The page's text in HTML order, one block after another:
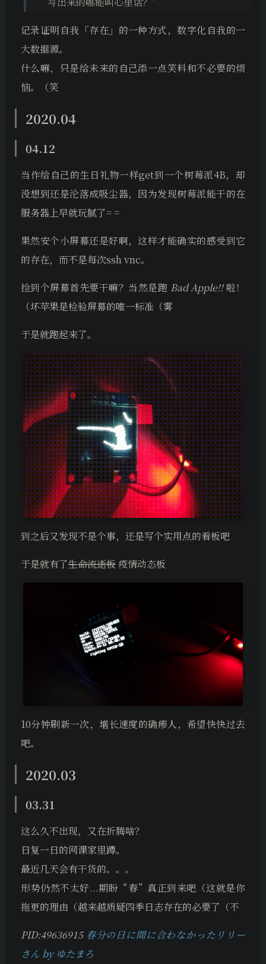
记录证明自我「存在」的一种方式，数字化自我的一
大数据源。
什么嘛，只是给未来的自己添一点笑料和不必要的烦
恼。（笑
2020.04
04.12
当作给自己的生日礼物一样get到一个树莓派4B，却
没想到还是沦落成吸尘器，因为发现树莓派能干的在
服务器上早就玩腻了= =
果然安个小屏幕还是好啊，这样才能确实的感受到它
的存在，而不是每次ssh vnc。
捡到个屏幕首先要干嘛？当然是跑 Bad Apple!!啦！
（坏苹果是检验屏幕的唯一标准（雾
于是就跑起来了。
到之后又发现不是个事，还是写个实用点的看板吧
于是就有了生命流逝板疫情动态板
10分钟刷新一次，增长速度的确瘆人，希望快快过去
吧。
2020.03
03.31
这么久不出现，又在折腾啥？
日复一日的网课家里蹲。
最近几天会有干货的。。。
形势仍然不太好...期盼“春”真正到来吧（这就是你
拖更的理由（越来越质疑四季日志存在的必要了（不
PID:49636915春分の日に間に合わなかったリリー
さん by ゆたまろ